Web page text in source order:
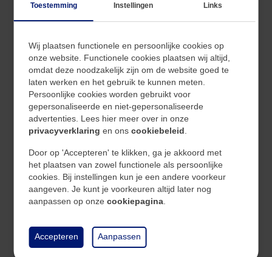
Maastricht
Wilhelminasingel 70,
Maastricht
085 - 020 7777
Bekijk
Toestemming Instellingen Links
Wij plaatsen functionele en persoonlijke cookies op
onze website. Functionele cookies plaatsen wij altijd,
omdat deze noodzakelijk zijn om de website goed te
laten werken en het gebruik te kunnen meten.
Persoonlijke cookies worden gebruikt voor
gepersonaliseerde en niet-gepersonaliseerde
advertenties. Lees hier meer over in onze
privacyverklaring en onscookiebeleid
Door op 'Accepteren' te klikken, ga je akkoord met
het plaatsen van zowel functionele als persoonlijke
cookies. Bij instellingen kun je een andere voorkeur
aangeven. Je kunt je voorkeuren altijd later nog
aanpassen op onzecookiepagina
Accepteren Aanpassen